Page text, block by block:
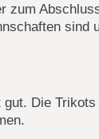
zum
sind
Die